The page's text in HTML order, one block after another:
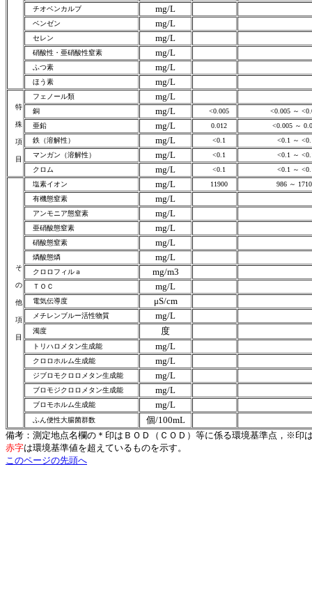
チオベンカルブ mg/L
ベンゼン mg/L
セレン mg/L
硝酸性・亜硝酸性窒素 mg/L
ふつ素 mg/L
ほう素 mg/L
特
殊
項
目
フェノール類 mg/L
銅 mg/L <0.005
<0.005 ～
亜鉛
mg/L 0.012
<0.005 ～
鉄（溶解性）
mg/L <0.1
<0.1 ～
マンガン（溶解性）
mg/L <0.1
<0.1 ～
クロム
mg/L <0.1 <0.1 ～
そ
の
他
項
目
塩素イオン mg/L 11900
986 ～
有機態窒素
mg/L
アンモニア態窒素 mg/L
亜硝酸態窒素 mg/L
硝酸態窒素 mg/L
燐酸態燐 mg/L
クロロフィルａ mg/m3
ＴＯＣ mg/L
電気伝導度 μS/cm
メチレンブルー活性物質 mg/L
濁度 度
トリハロメタン生成能 mg/L
クロロホルム生成能 mg/L
ジブロモクロロメタン生成能 mg/L
ブロモジクロロメタン生成能 mg/L
ブロモホルム生成能 mg/L
ふん便性大腸菌群数
個/100mL
備考：測定地点名欄の＊印はＢＯＤ（ＣＯＤ）等に係る環境基準点，※印
赤字は環境基準値を超えているものを示す。
このページの先頭へ